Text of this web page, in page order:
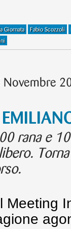
Giornata Fabio Scozzoli
Novembre
rana e
Meeting